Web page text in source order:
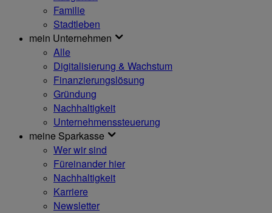
Familie
Stadtleben
mein Unternehmen
Alle
Digitalisierung & Wachstum
Finanzierungslösung
Gründung
Nachhaltigkeit
Unternehmenssteuerung
meine Sparkasse
Wer wir sind
Füreinander hier
Nachhaltigkeit
Karriere
Newsletter